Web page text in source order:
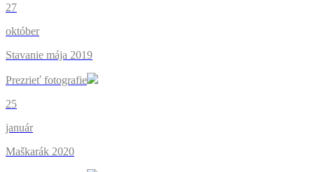
27
október
Stavanie mája 2019
Prezrieť fotografie
25
január
Maškarák 2020